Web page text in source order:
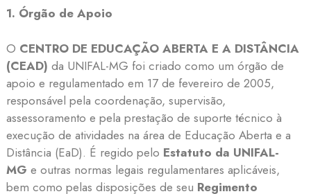
1. Órgão de Apoio
O CENTRO DE EDUCAÇÃO ABERTA E A DISTÂNCIA
(CEAD) da UNIFAL-MG foi criado como um órgão de
apoio e regulamentado em 17 de fevereiro de 2005,
responsável pela coordenação, supervisão,
assessoramento e pela prestação de suporte técnico à
execução de atividades na área de Educação Aberta e a
Distância (EaD). É regido pelo Estatuto da UNIFAL-
MG e outras normas legais regulamentares aplicáveis,
bem como pelas disposições de seu Regimento